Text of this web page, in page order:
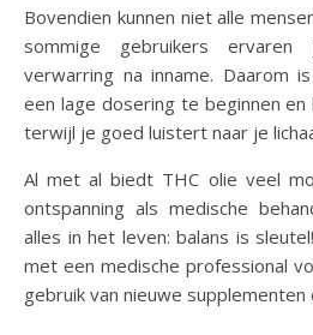
Bovendien kunnen niet alle
sommige gebruikers
verwarring na inname. Daarom
een lage dosering te beginnen
terwijl je goed luistert naar je
Al met al biedt THC olie veel
ontspanning als medische
alles in het leven: balans is
met een medische professional
gebruik van nieuwe supplementen